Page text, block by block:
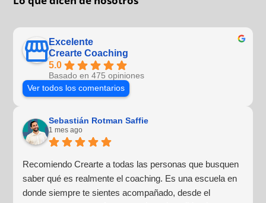
Excelente
Crearte Coaching
5.0
Basado en 475 opiniones
Ver todos los comentarios
Sebastián Rotman Saffie
1 mes ago
Recomiendo Crearte a todas las personas que busquen
saber qué es realmente el coaching. Es una escuela en
donde siempre te sientes acompañado, desde el